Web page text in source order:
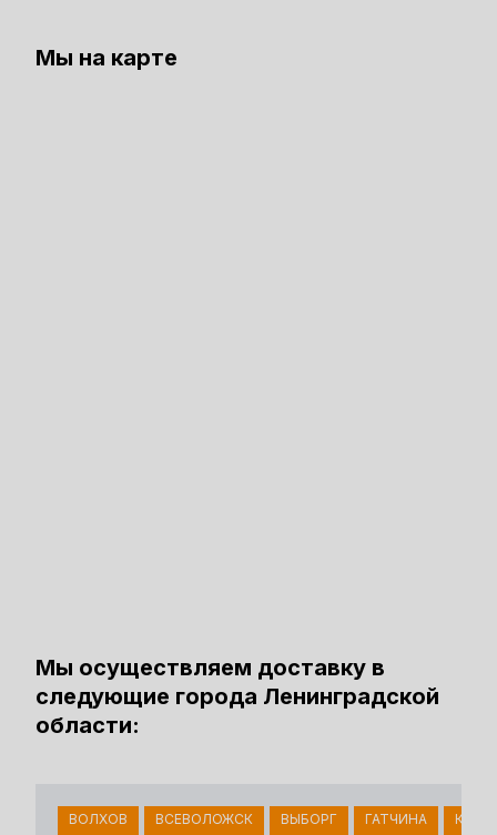
Мы на карте
Мы осуществляем доставку в
следующие города Ленинградской
области:
ВОЛХОВ ВСЕВОЛОЖСК ВЫБОРГ ГАТЧИНА